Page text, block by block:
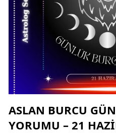
ASLAN BURCU
YORUMU – 21